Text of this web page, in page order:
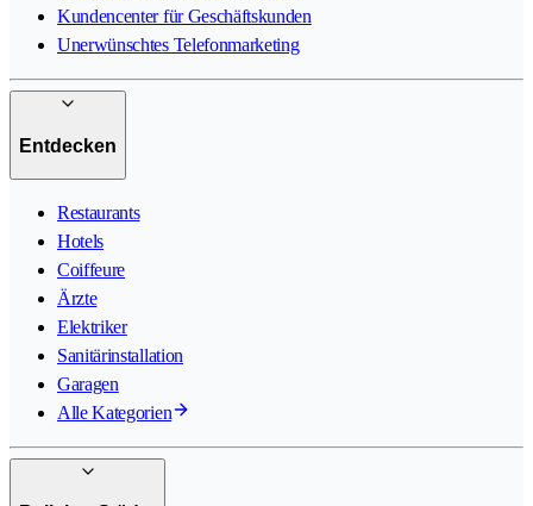
Kundencenter für Geschäftskunden
Unerwünschtes Telefonmarketing
Entdecken
Restaurants
Hotels
Coiffeure
Ärzte
Elektriker
Sanitärinstallation
Garagen
Alle Kategorien